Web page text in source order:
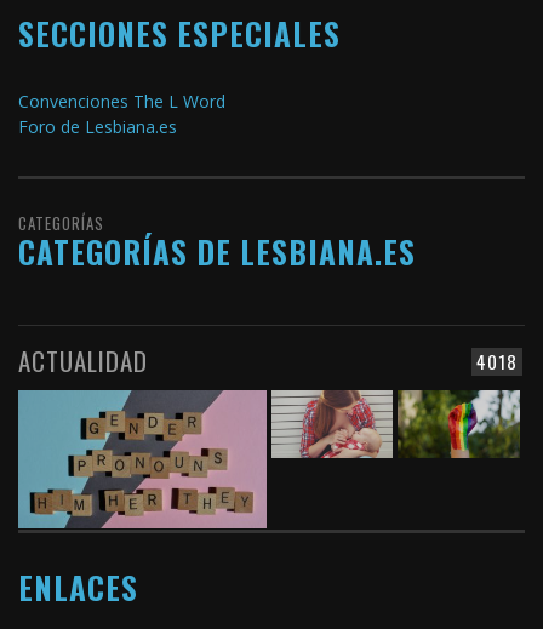
SECCIONES ESPECIALES
Convenciones The L Word
Foro de Lesbiana.es
CATEGORÍAS
CATEGORÍAS DE LESBIANA.ES
4018
ACTUALIDAD
ENLACES